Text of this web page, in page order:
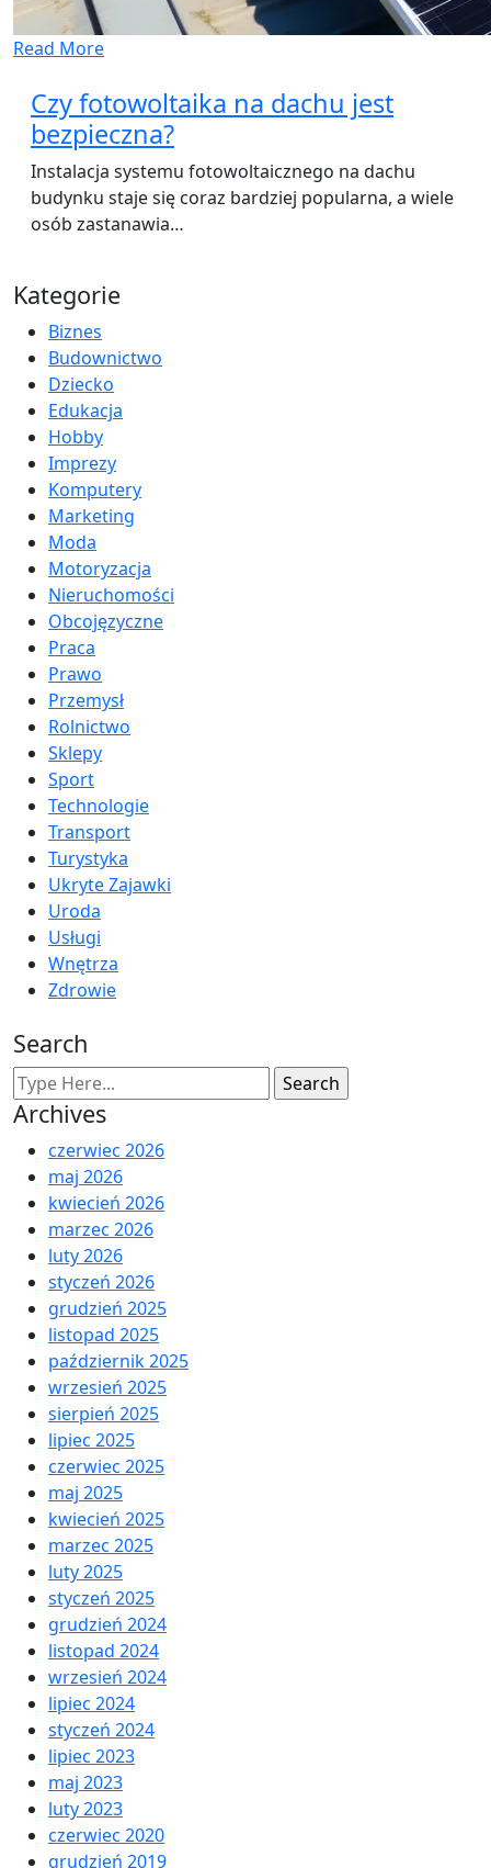
Read More
Czy fotowoltaika na dachu jest
bezpieczna?
Instalacja systemu fotowoltaicznego na dachu
budynku staje się coraz bardziej popularna, a wiele
osób zastanawia…
Kategorie
Biznes
Budownictwo
Dziecko
Edukacja
Hobby
Imprezy
Komputery
Marketing
Moda
Motoryzacja
Nieruchomości
Obcojęzyczne
Praca
Prawo
Przemysł
Rolnictwo
Sklepy
Sport
Technologie
Transport
Turystyka
Ukryte Zajawki
Uroda
Usługi
Wnętrza
Zdrowie
Search
Archives
czerwiec 2026
maj 2026
kwiecień 2026
marzec 2026
luty 2026
styczeń 2026
grudzień 2025
listopad 2025
październik 2025
wrzesień 2025
sierpień 2025
lipiec 2025
czerwiec 2025
maj 2025
kwiecień 2025
marzec 2025
luty 2025
styczeń 2025
grudzień 2024
listopad 2024
wrzesień 2024
lipiec 2024
styczeń 2024
lipiec 2023
maj 2023
luty 2023
czerwiec 2020
grudzień 2019